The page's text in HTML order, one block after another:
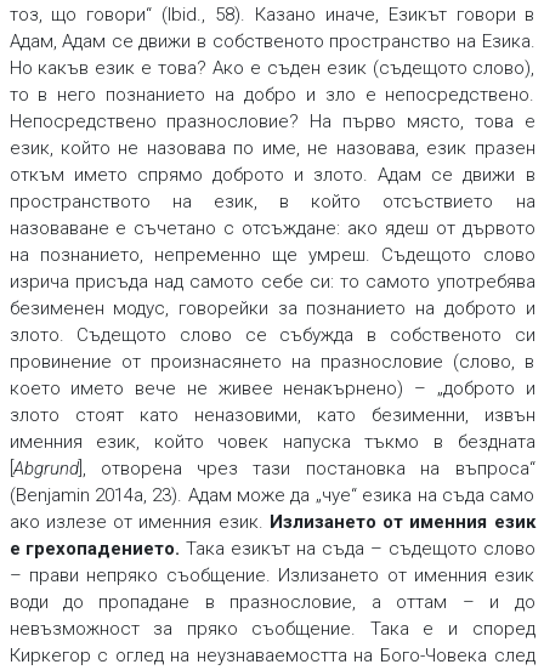
тоз, що говори“ (Ibid., 58). Казано иначе, Езикът говори в
Адам, Адам се движи в собственото пространство на Езика.
Но какъв език е това? Ако е съден език (съдещото слово),
то в него познанието на добро и зло е непосредствено.
Непосредствено празнословие? На първо място, това е
език, който не назовава по име, не назовава, език празен
откъм името спрямо доброто и злото. Адам се движи в
пространството на език, в който отсъствието на
назоваване е съчетано с отсъждане: ако ядеш от дървото
на познанието, непременно ще умреш. Съдещото слово
изрича присъда над самото себе си: то самото употребява
безименен модус, говорейки за познанието на доброто и
злото. Съдещото слово се събужда в собственото си
провинение от произнасянето на празнословие (слово, в
което името вече не живее ненакърнено) – „доброто и
злото стоят като неназовими, като безименни, извън
именния език, който човек напуска тъкмо в бездната
[Abgrund], отворена чрез тази постановка на въпроса“
(Benjamin 2014a, 23). Адам може да „чуе“ езика на съда само
ако излезе от именния език. Излизането от именния език
е грехопадението.Така езикът на съда – съдещото слово
– прави непряко съобщение. Излизането от именния език
води до пропадане в празнословие, а оттам – и до
невъзможност за пряко съобщение. Така е и според
Киркегор с оглед на неузнаваемостта на Бого-Човека след